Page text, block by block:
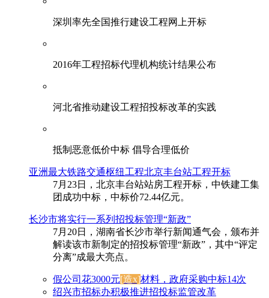
深圳率先全国推行建设工程网上开标
2016年工程招标代理机构统计结果公布
河北省推动建设工程招投标改革的实践
抵制恶意低价中标 倡导合理低价
亚洲最大铁路交通枢纽工程北京丰台站工程开标
7月23日，北京丰台站站房工程开标，中铁建工集
团成功中标，中标价72.44亿元。
长沙市将实行一系列招投标管理“新政”
7月20日，湖南省长沙市举行新闻通气会，颁布并
解读该市新制定的招投标管理“新政”，其中“评定
分离”成最大亮点。
假公司花3000元[造x]材料，政府采购中标14次
绍兴市招标办积极推进招投标监管改革